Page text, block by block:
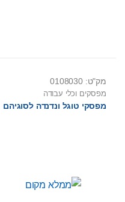
מק"ט: 0108030
מפסקים וכלי עבודה
מפסקי טוגל ונדנדה לסוגיהם